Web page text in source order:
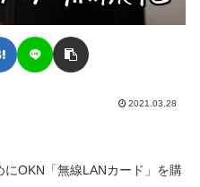
2021.03.28
OKN「無線LANカード」を購